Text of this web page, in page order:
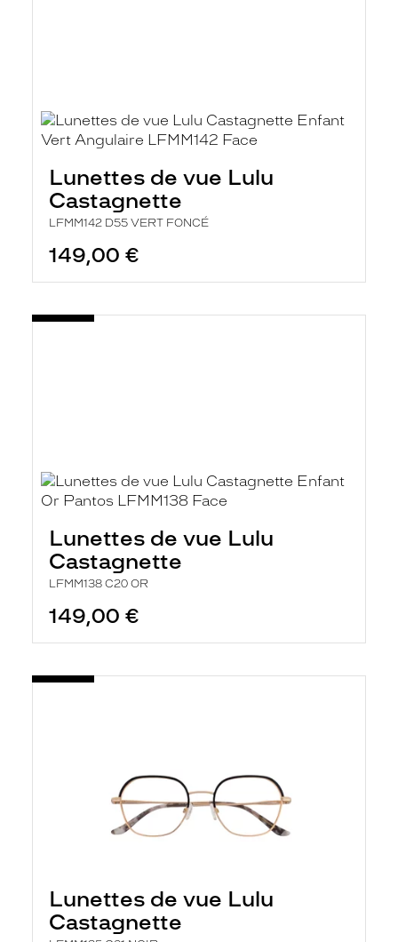
Lunettes de vue Lulu
Castagnette
LFMM142 D55 VERT FONCÉ
149,00 €
Lunettes de vue Lulu
Castagnette
LFMM138 C20 OR
149,00 €
Lunettes de vue Lulu
Castagnette